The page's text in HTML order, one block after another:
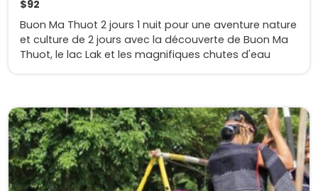
$92
Buon Ma Thuot 2 jours 1 nuit pour une aventure nature
et culture de 2 jours avec la découverte de Buon Ma
Thuot, le lac Lak et les magnifiques chutes d'eau